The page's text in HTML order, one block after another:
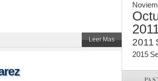
Leer Mas
2011
2015